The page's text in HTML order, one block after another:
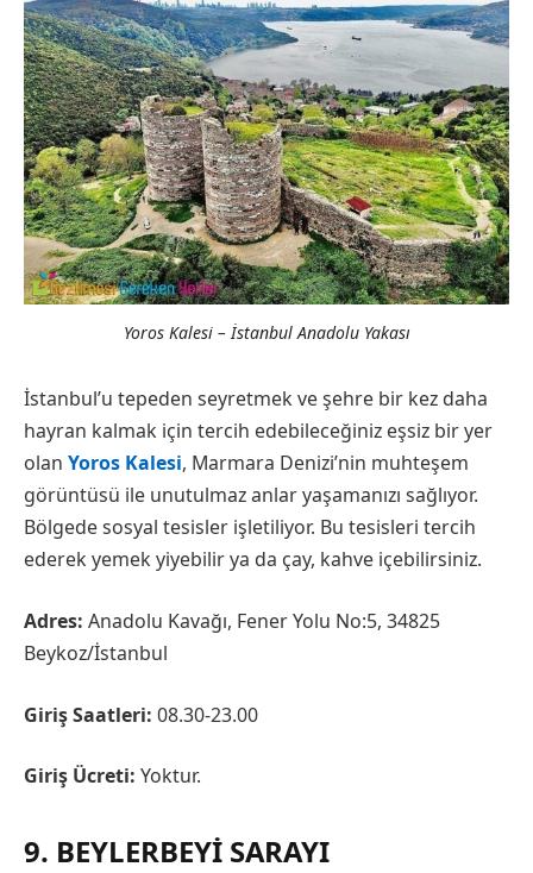
Yoros Kalesi – İstanbul Anadolu Yakası
İstanbul’u tepeden seyretmek ve şehre bir kez daha
hayran kalmak için tercih edebileceğiniz eşsiz bir yer
olan Yoros Kalesi, Marmara Denizi’nin muhteşem
görüntüsü ile unutulmaz anlar yaşamanızı sağlıyor.
Bölgede sosyal tesisler işletiliyor. Bu tesisleri tercih
ederek yemek yiyebilir ya da çay, kahve içebilirsiniz.
Adres: Anadolu Kavağı, Fener Yolu No:5, 34825
Beykoz/İstanbul
Giriş Saatleri: 08.30-23.00
Giriş Ücreti: Yoktur.
9. BEYLERBEYI SARAYI